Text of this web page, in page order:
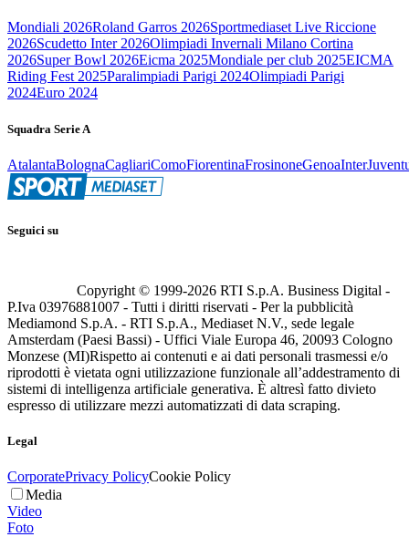
Mondiali 2026Roland Garros 2026Sportmediaset Live Riccione
2026Scudetto Inter 2026Olimpiadi Invernali Milano Cortina
2026Super Bowl 2026Eicma 2025Mondiale per club 2025EICMA
Riding Fest 2025Paralimpiadi Parigi 2024Olimpiadi Parigi
2024Euro 2024
Squadra Serie A
AtalantaBolognaCagliariComoFiorentinaFrosinoneGenoaInter
Seguici su
Copyright © 1999-2026 RTI S.p.A. Business Digital -
P.Iva 03976881007 - Tutti i diritti riservati - Per la pubblicità
Mediamond S.p.A. - RTI S.p.A., Mediaset N.V., sede legale
Amsterdam (Paesi Bassi) - Uffici Viale Europa 46, 20093 Cologno
Monzese (MI)Rispetto ai contenuti e ai dati personali trasmessi e/o
riprodotti è vietata ogni utilizzazione funzionale all’addestramento di
sistemi di intelligenza artificiale generativa. È altresì fatto divieto
espresso di utilizzare mezzi automatizzati di data scraping.
Legal
CorporatePrivacy PolicyCookie Policy
Media
Video
Foto